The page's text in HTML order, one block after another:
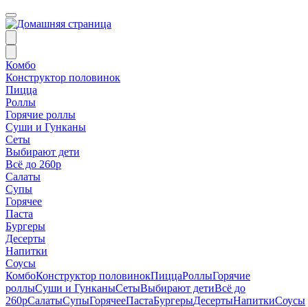
Комбо
Конструктор половинок
Пицца
Роллы
Горячие роллы
Суши и Гунканы
Сеты
Выбирают дети
Всё до 260р
Салаты
Супы
Горячее
Паста
Бургеры
Десерты
Напитки
Соусы
КомбоКонструктор половинокПиццаРоллыГорячие
роллыСуши и ГунканыСетыВыбирают детиВсё до
260рСалатыСупыГорячееПастаБургерыДесертыНапиткиСоусы